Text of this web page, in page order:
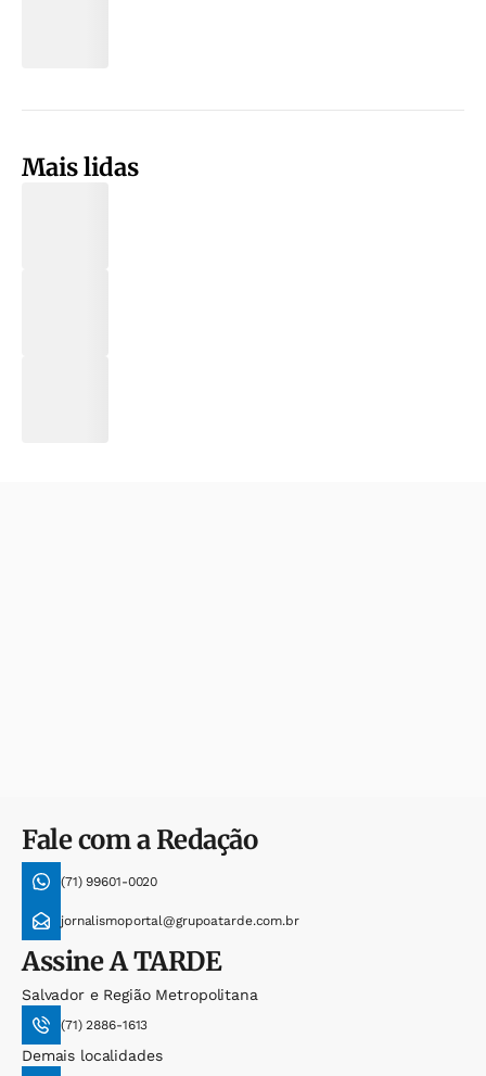
Mais lidas
Fale com a Redação
(71) 99601-0020
jornalismoportal@grupoatarde.com.br
AssineA TARDE
Salvador e Região Metropolitana
(71) 2886-1613
Demais localidades